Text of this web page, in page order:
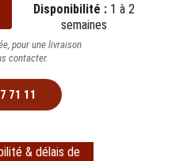
Disponibilité : 1 à 2
semaines
pour une livraison
contacter.
71 11
& délais de